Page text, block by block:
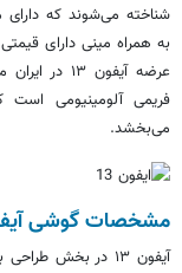
به همراه مینی دارای
عرضه
فریمی آلومینیومی است
می‌بخشد.
مشخصات گوشی
آیفون ۱۳ در بخش